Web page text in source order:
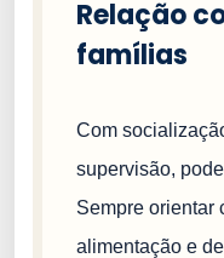
Relação
famílias
Com
supervisão,
Sempre orientar
alimentação e